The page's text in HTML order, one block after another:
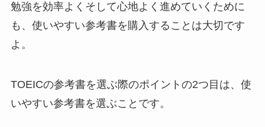
勉強を効率よくそして心地よく進めていくために
も、使いやすい参考書を購入することは大切です
よ。
TOEICの参考書を選ぶ際のポイントの2つ目は、使
いやすい参考書を選ぶことです。